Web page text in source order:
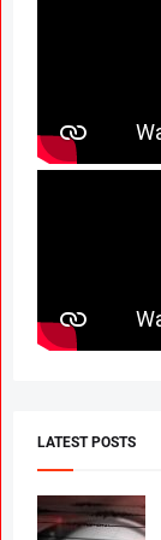
LATEST POSTS